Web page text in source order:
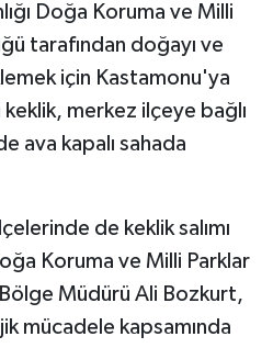
Doğa Koruma ve Milli
tarafından doğayı ve
için Kastamonu'ya
merkez ilçeye bağlı
ava kapalı sahada
de keklik salımı
Koruma ve Milli Parklar
Müdürü Ali Bozkurt,
mücadele kapsamında